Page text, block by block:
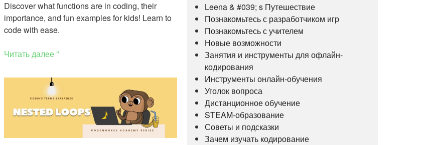
Discover what functions are in coding, their
importance, and fun examples for kids! Learn to
code with ease.
Читать далее "
Leena & #039; s Путешествие
Познакомьтесь с разработчиком игр
Познакомьтесь с учителем
Новые возможности
Занятия и инструменты для офлайн-
кодирования
Инструменты онлайн-обучения
Уголок вопроса
Дистанционное обучение
STEAM-образование
Советы и подсказки
Зачем изучать кодирование